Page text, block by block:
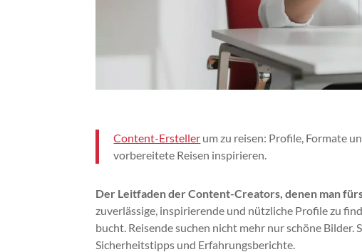
Content-Ersteller um zu reisen: Profile, Formate
vorbereitete Reisen inspirieren.
Der Leitfaden der Content-Creators, denen man
zuverlässige, inspirierende und nützliche Profile zu
bucht. Reisende suchen nicht mehr nur schöne
Sicherheitstipps und Erfahrungsberichte.